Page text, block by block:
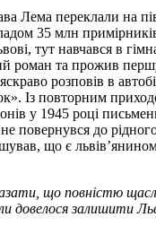
Лема переклали на
35 млн
тут навчався в
роман та прожив
розповів в
Із повторним
у 1945 році
повернувся до
що є
що повністю
довелося залишити